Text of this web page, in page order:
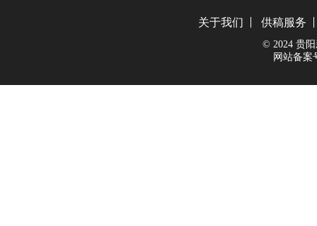
关于我们 供稿服务
© 2024 贵阳
网站备案